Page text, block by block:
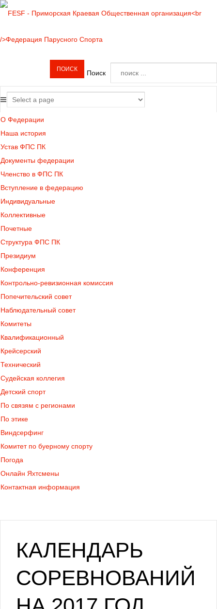
Поиск
О Федерации
Наша история
Устав ФПС ПК
Документы федерации
Членство в ФПС ПК
Вступление в федерацию
Индивидуальные
Коллективные
Почетные
Структура ФПС ПК
Президиум
Конференция
Контрольно-ревизионная комиссия
Попечительский совет
Наблюдательный совет
Комитеты
Квалификационный
Крейсерский
Технический
Судейская коллегия
Детский спорт
По связям с регионами
По этике
Виндсерфинг
Комитет по буерному спорту
Погода
Онлайн Яхтсмены
Контактная информация
КАЛЕНДАРЬ
СОРЕВНОВАНИЙ